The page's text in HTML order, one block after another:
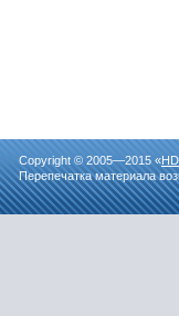
Copyright © 2005—2015 «
Перепечатка материала